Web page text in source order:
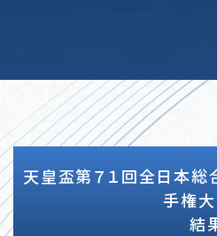
天皇盃第７１回全日本総
手権
結